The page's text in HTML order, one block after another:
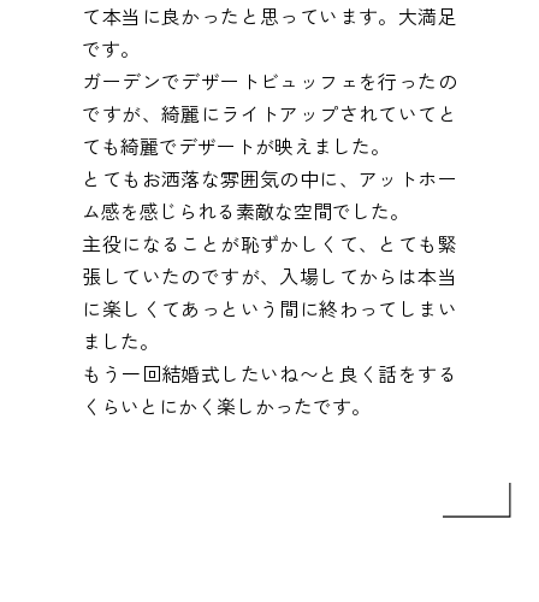
て本当に良かったと思っています。大満足
です。
ガーデンでデザートビュッフェを行ったの
ですが、綺麗にライトアップされていてと
ても綺麗でデザートが映えました。
とてもお洒落な雰囲気の中に、アットホー
ム感を感じられる素敵な空間でした。
主役になることが恥ずかしくて、とても緊
張していたのですが、入場してからは本当
に楽しくてあっという間に終わってしまい
ました。
もう一回結婚式したいね〜と良く話をする
くらいとにかく楽しかったです。